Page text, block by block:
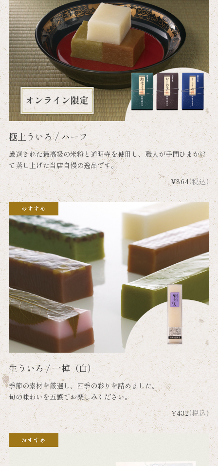
極上ういろ / ハーフ
厳選された最高級の米粉と道明寺を使用し、職人が手間ひまかけ
て蒸し上げた当店自慢の逸品です。
¥864(税込)
生ういろ / 一棹（白）
季節の素材を厳選し、四季の彩りを詰めました。
旬の味わいを五感でお楽しみください。
¥432(税込)